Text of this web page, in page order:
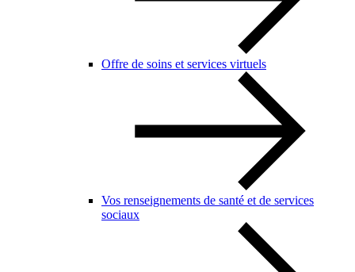
Offre de soins et services virtuels
Vos renseignements de santé et de services
sociaux